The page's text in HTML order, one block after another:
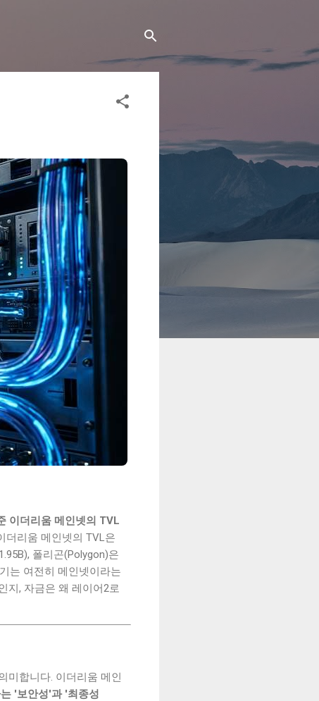
이더리움 메인넷의 TVL
더리움 메인넷의 TVL은
폴리곤(Polygon)은
는 여전히 메인넷이라는
지, 자금은 왜 레이어2로
미합니다. 이더리움 메인
'보안성'과 '최종성